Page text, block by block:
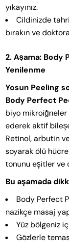
yıkayınız.
Cildinizde
bırakın ve
2. Aşama: Body
Yenilenme
Yosun Peeling
Body Perfect
biyo
ederek aktif
Retinol, arbutin
soyarak ölü
tonunu eşitler ve
Bu aşamada
Body Perfect
nazikçe masaj
Yüz bölgeniz
Gözlerle